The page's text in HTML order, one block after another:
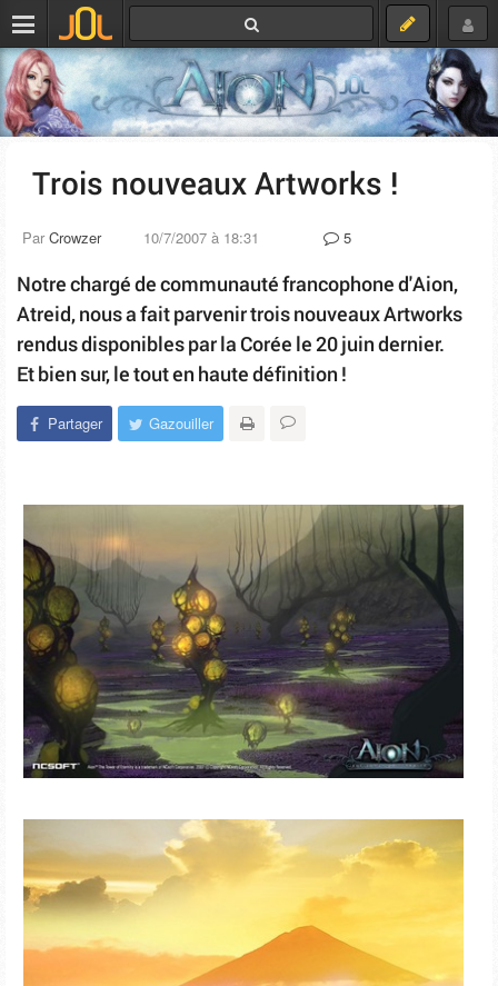
Trois nouveaux Artworks !
Par Crowzer 10/7/2007 à 18:31 5
Notre chargé de communauté francophone d'Aion,
Atreid, nous a fait parvenir trois nouveaux Artworks
rendus disponibles par la Corée le 20 juin dernier.
Et bien sur, le tout en haute définition !
Partager Gazouiller